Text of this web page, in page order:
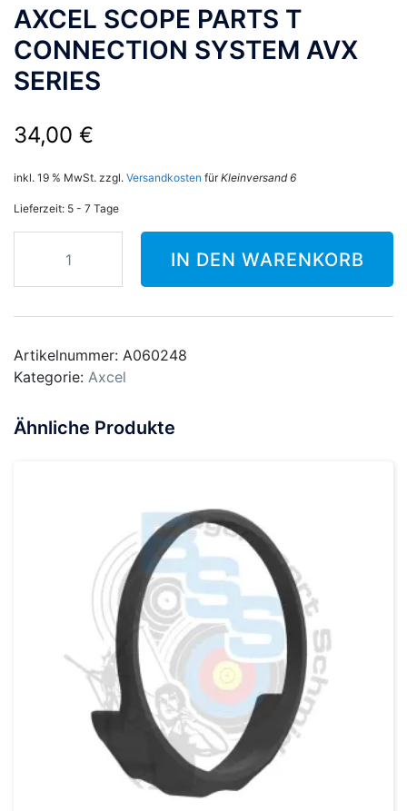
AXCEL SCOPE PARTS T
CONNECTION SYSTEM AVX
SERIES
34,00 €
inkl. 19 % MwSt. zzgl. Versandkosten fürKleinversand 6
Lieferzeit: 5 - 7 Tage
PARTS
SYSTEM
AVX
Menge
IN DEN WARENKORB
Artikelnummer: A060248
Kategorie: Axcel
Ähnliche Produkte